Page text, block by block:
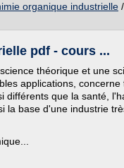
organique industrielle /
pdf - cours ...
théorique et une
applications,
différents que la santé,
la base d'une industrie